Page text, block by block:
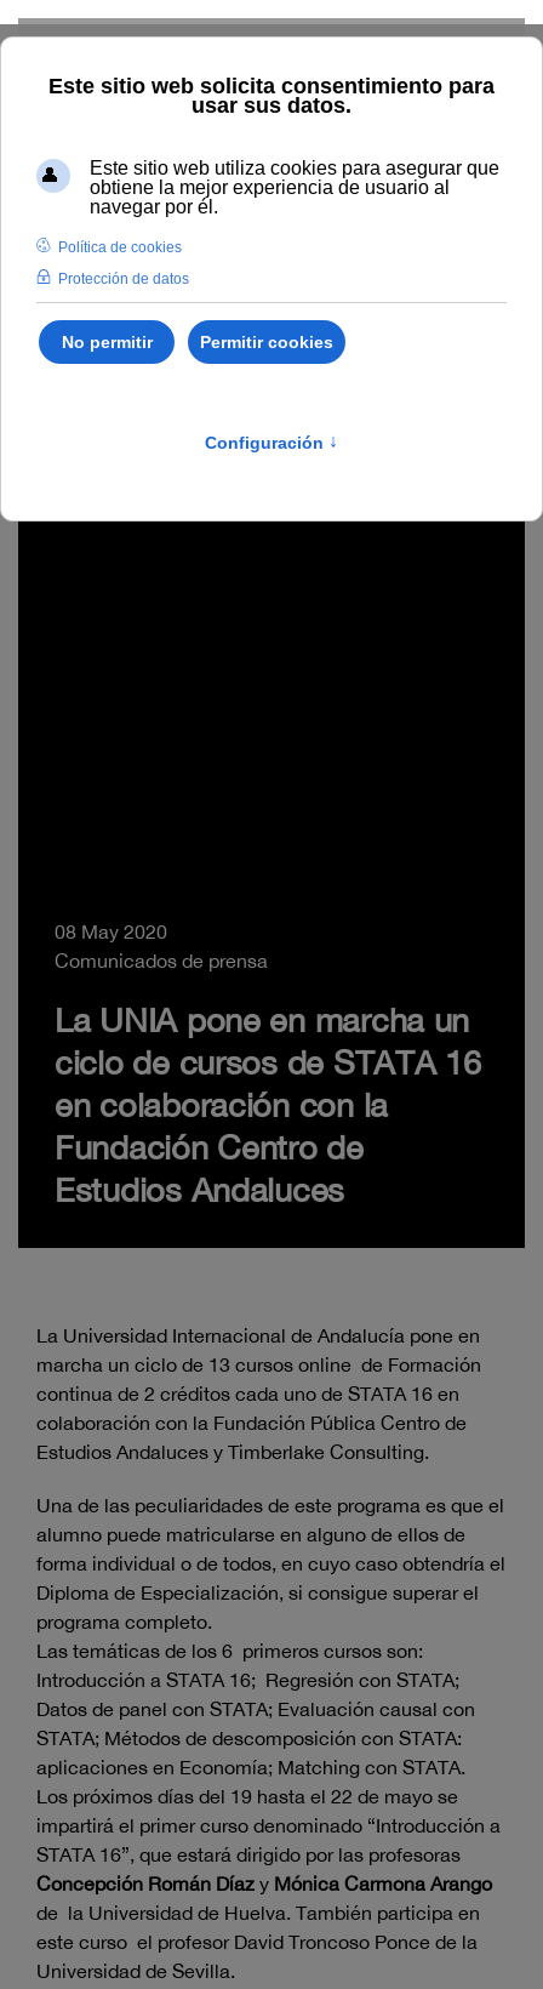
08 May 2020
Comunicados de prensa
La UNIA pone en marcha un
ciclo de cursos de STATA 16
en colaboración con la
Fundación Centro de
Estudios Andaluces
La Universidad Internacional de Andalucía pone en
marcha un ciclo de 13 cursos online de Formación
continua de 2 créditos cada uno de STATA 16 en
colaboración con la Fundación Pública Centro de
Estudios Andaluces y Timberlake Consulting.
Una de las peculiaridades de este programa es que el
alumno puede matricularse en alguno de ellos de
forma individual o de todos, en cuyo caso obtendría el
Diploma de Especialización, si consigue superar el
programa completo.
Las temáticas de los 6 primeros cursos son:
Introducción a STATA 16; Regresión con STATA;
Datos de panel con STATA; Evaluación causal con
STATA; Métodos de descomposición con STATA:
aplicaciones en Economía; Matching con STATA.
Los próximos días del 19 hasta el 22 de mayo se
impartirá el primer curso denominado “Introducción a
STATA 16”, que estará dirigido por las profesoras
Concepción Román Díaz y Mónica Carmona Arango
de la Universidad de Huelva. También participa en
este curso el profesor David Troncoso Ponce de la
Universidad de Sevilla.